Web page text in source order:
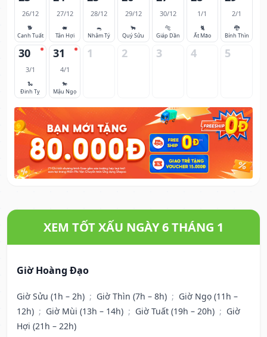
26/12
🐕
Canh Tuất
27/12
🐖
Tân Hợi
28/12
🐀
Nhâm Tý
29/12
🐂
Quý Sửu
30/12
🐅
Giáp Dần
1/1
🐈
Ất Mão
2/1
🐉
Bính Thìn
30
3/1
🐍
Đinh Tỵ
31
4/1
🐎
Mậu Ngọ
1 2 3 4 5
XEM TỐT XẤU NGÀY 6 THÁNG 1
Giờ Hoàng Đạo
Giờ Sửu (1h – 2h) ; Giờ Thìn (7h – 8h) ; Giờ Ngọ (11h –
12h) ; Giờ Mùi (13h – 14h) ; Giờ Tuất (19h – 20h) ; Giờ
Hợi (21h – 22h)